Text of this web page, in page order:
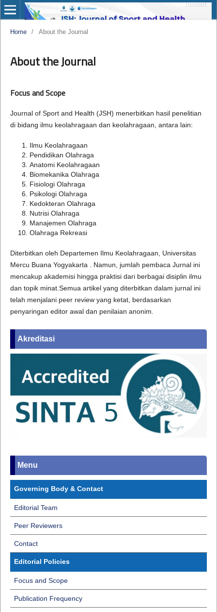
Home / About the Journal
About the Journal
Focus and Scope
Journal of Sport and Health (JSH) menerbitkan hasil penelitian
di bidang ilmu keolahragaan dan keolahragaan, antara lain:
Ilmu Keolahragaan
Pendidikan Olahraga
Anatomi Keolahragaan
Biomekanika Olahraga
Fisiologi Olahraga
Psikologi Olahraga
Kedokteran Olahraga
Nutrisi Olahraga
Manajemen Olahraga
Olahraga Rekreasi
Diterbitkan oleh Departemen Ilmu Keolahragaan, Universitas
Mercu Buana Yogyakarta . Namun, jumlah pembaca Jurnal ini
mencakup akademisi hingga praktisi dari berbagai disiplin ilmu
dan topik minat.Semua artikel yang diterbitkan dalam jurnal ini
telah menjalani peer review yang ketat, berdasarkan
penyaringan editor awal dan penilaian anonim.
Akreditasi
Menu
Governing Body & Contact
Editorial Team
Peer Reviewers
Contact
Editorial Policies
Focus and Scope
Publication Frequency